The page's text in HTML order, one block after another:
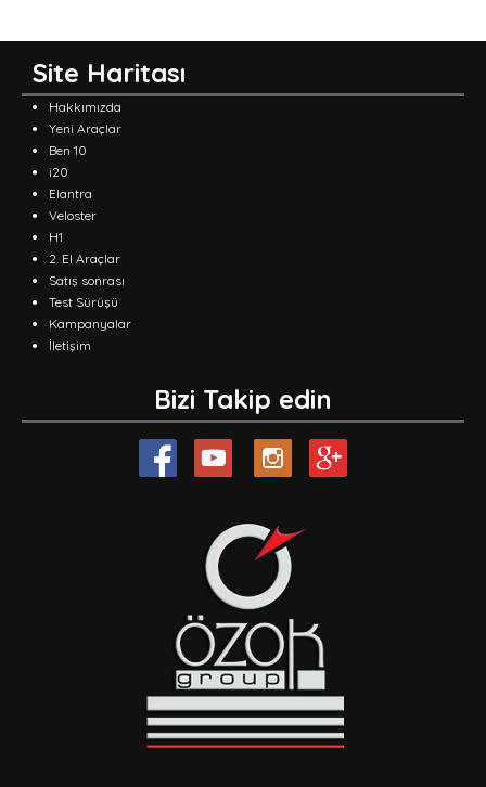
Site Haritası
Hakkımızda
Yeni Araçlar
Ben 10
i20
Elantra
Veloster
H1
2. El Araçlar
Satış sonrası
Test Sürüşü
Kampanyalar
İletişim
Bizi Takip edin